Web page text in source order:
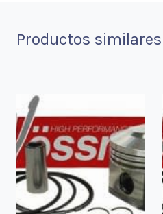
Productos similares